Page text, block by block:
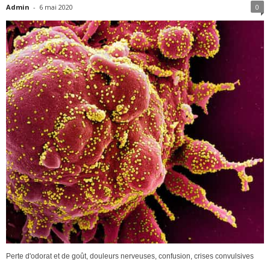
Admin - 6 mai 2020 0
Perte d'odorat et de goût, douleurs nerveuses, confusion, crises convulsives